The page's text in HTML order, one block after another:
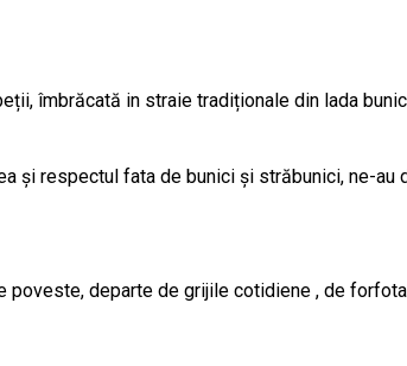
îmbrăcată in straie tradiționale din lada
și respectul fata de bunici și străbunici, ne-
poveste, departe de grijile cotidiene , de